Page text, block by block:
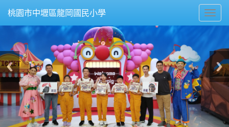
桃園市中壢區龍岡國民小學